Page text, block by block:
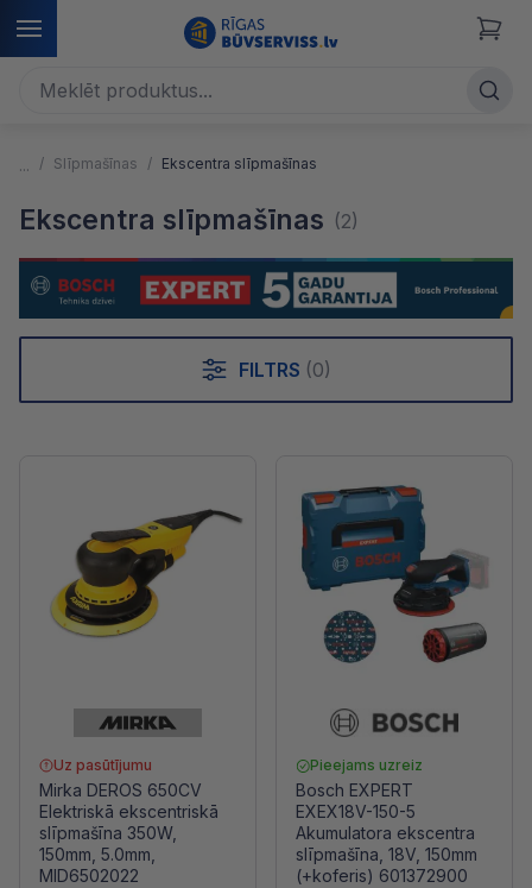
Slīpmašīnas Ekscentra slīpmašīnas
Ekscentra slīpmašīnas (2)
FILTRS (0)
Uz pasūtījumu
Mirka DEROS 650CV
Elektriskā ekscentriskā
slīpmašīna 350W,
150mm, 5.0mm,
MID6502022
Pieejams uzreiz
Bosch EXPERT
EXEX18V-150-5
Akumulatora ekscentra
slīpmašīna, 18V, 150mm
(+koferis) 601372900